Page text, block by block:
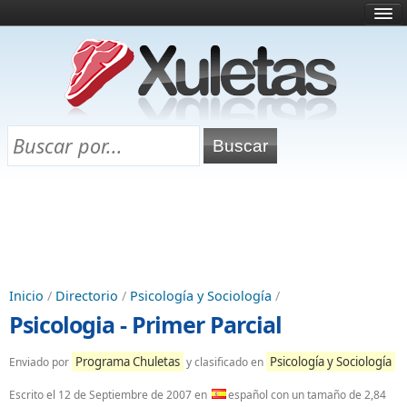
¿Qué es esto?
Directorio
Chuletas para exámenes
Inicio / Directorio / Psicología y Sociología /
Psicologia - Primer Parcial
Enviado por Programa Chuletas y clasificado en Psicología y Sociología
Escrito el 12 de Septiembre de 2007en español con un tamaño de 2,84